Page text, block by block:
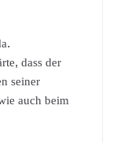
dass der
seiner
auch beim